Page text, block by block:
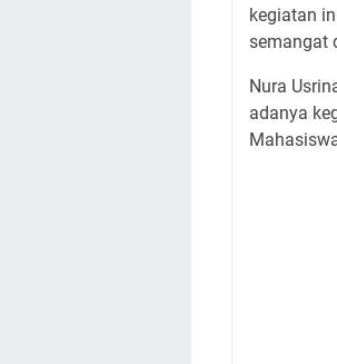
kegiatan
semangat
Nura
adanya